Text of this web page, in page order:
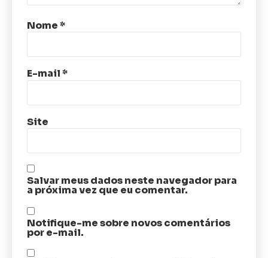
Nome*
E-mail*
Site
Salvar meus dados neste navegador para
a próxima vez que eu comentar.
Notifique-me sobre novos comentários
por e-mail.